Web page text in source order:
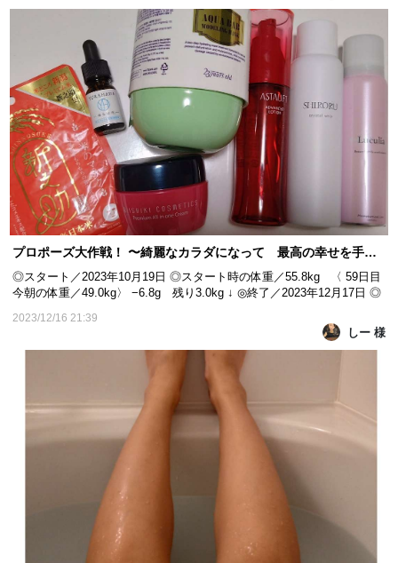
プロポーズ大作戦！ 〜綺麗なカラダになって 最高の幸せを手に入れる！〜 59日目
◎スタート／2023年10月19日 ◎スタート時の体重／55.8kg 〈 59日目
今朝の体重／49.0kg〉 −6.8g 残り3.0kg ↓ ◎終了／2023年12月17日 ◎
です☺ モニター期間も明日で終わりを迎えます😭 今日は昨日に引き
2023/12/16 21:39
しー 様